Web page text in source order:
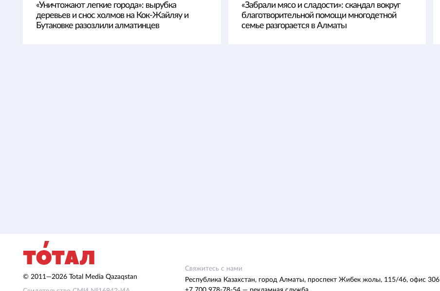
«Уничтожают легкие города»: вырубка
деревьев и снос холмов на Кок-Жайляу и
Бутаковке разозлили алматинцев
«Забрали мясо и сладости»: скандал вокруг
благотворительной помощи многодетной
семье разгорается в Алматы
© 2011—2026 Total Media Qazaqstan
Свяжитесь с нами
Республика Казахстан, город Алматы, проспект Жибек жолы, 115/46, офис 306